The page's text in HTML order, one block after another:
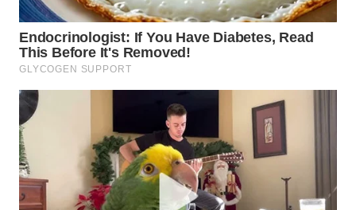
WN
BEKASI
WN
WN
TAPANULI